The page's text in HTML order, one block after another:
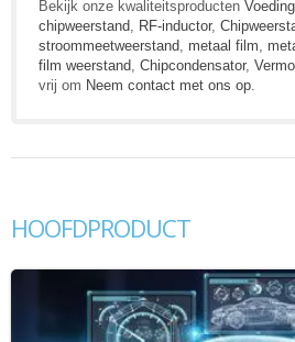
Bekijk onze kwaliteitsproducten
chipweerstand RF-inductor,
stroommeetweerstand metaal film
film weerstand Chipcondensator,
vrij om Neem contact met ons op
HOOFDPRODUCT